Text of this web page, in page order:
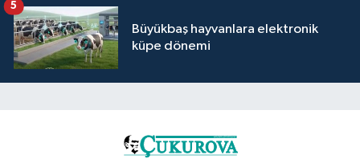
Büyükbaş hayvanlara elektronik
küpe dönemi
5